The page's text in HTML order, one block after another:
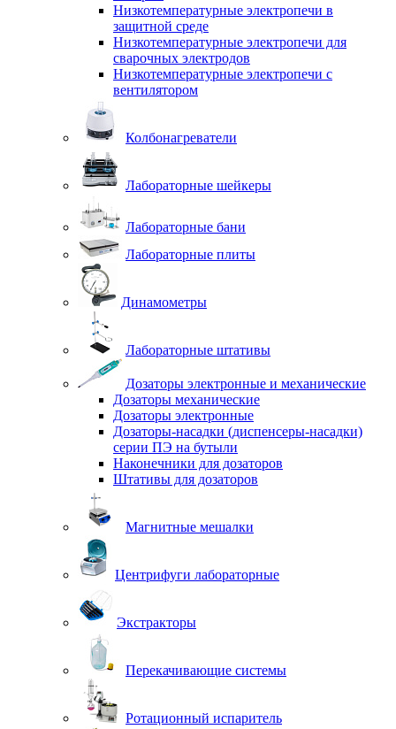
Низкотемпературные электропечи в
защитной среде
Низкотемпературные электропечи для
cварочных электродов
Низкотемпературные электропечи с
вентилятором
Колбонагреватели
Лабораторные шейкеры
Лабораторные бани
Лабораторные плиты
Динамометры
Лабораторные штативы
Дозаторы электронные и механические
Дозаторы механические
Дозаторы электронные
Дозаторы-насадки (диспенсеры-насадки)
серии ПЭ на бутыли
Наконечники для дозаторов
Штативы для дозаторов
Магнитные мешалки
Центрифуги лабораторные
Экстракторы
Перекачивающие системы
Ротационный испаритель